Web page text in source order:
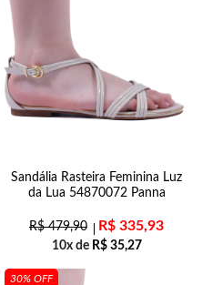
Sandália Rasteira Feminina Luz
da Lua 54870072 Panna
R$479,90 R$ 335,93
10x de R$35,27
30% OFF